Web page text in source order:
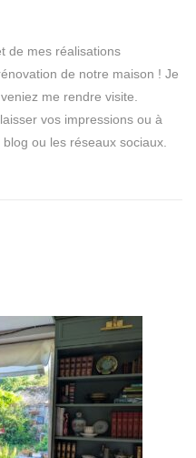
de mes réalisations
de notre maison ! Je
me rendre visite.
vos impressions ou à
ou les réseaux sociaux.